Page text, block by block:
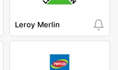
Leroy Merlin